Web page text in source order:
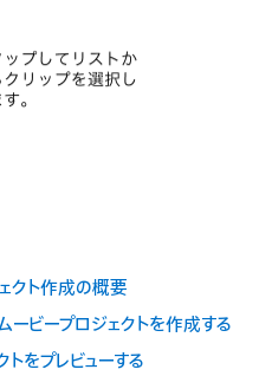
ト作成の概要
ビープロジェクトを作成する
をプレビューする